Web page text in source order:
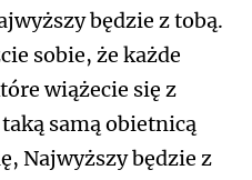
będzie z tobą.
sobie, że każde
wiążecie się z
samą obietnicą
Najwyższy będzie z